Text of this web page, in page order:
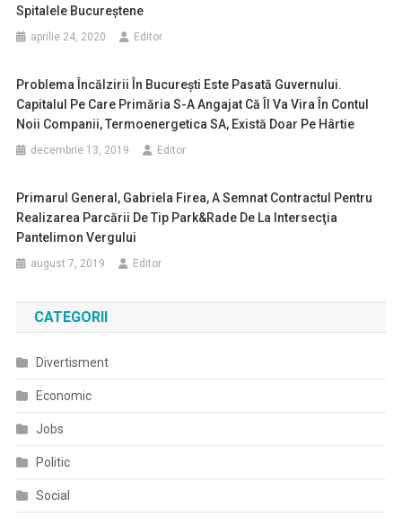
Spitalele Bucureștene
aprilie 24, 2020 Editor
Problema Încălzirii În București Este Pasată Guvernului.
Capitalul Pe Care Primăria S-A Angajat Că Îl Va Vira În Contul
Noii Companii, Termoenergetica SA, Există Doar Pe Hârtie
decembrie 13, 2019 Editor
Primarul General, Gabriela Firea, A Semnat Contractul Pentru
Realizarea Parcării De Tip Park&rade De La Intersecţia
Pantelimon Vergului
august 7, 2019 Editor
CATEGORII
Divertisment
Economic
Jobs
Politic
Social